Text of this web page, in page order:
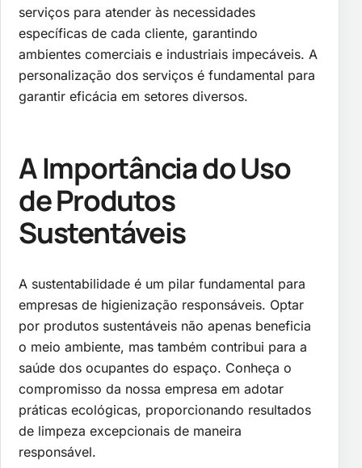
serviços para atender às necessidades
específicas de cada cliente, garantindo
ambientes comerciais e industriais impecáveis. A
personalização dos serviços é fundamental para
garantir eficácia em setores diversos.
A Importância do Uso
de Produtos
Sustentáveis
A sustentabilidade é um pilar fundamental para
empresas de higienização responsáveis. Optar
por produtos sustentáveis não apenas beneficia
o meio ambiente, mas também contribui para a
saúde dos ocupantes do espaço. Conheça o
compromisso da nossa empresa em adotar
práticas ecológicas, proporcionando resultados
de limpeza excepcionais de maneira
responsável.